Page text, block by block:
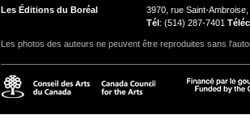
Les Éditions du Boréal
3970, rue Saint-
Tél: (514) 287-7401 Téléc
Les photos des auteurs ne peuvent être reproduites sans